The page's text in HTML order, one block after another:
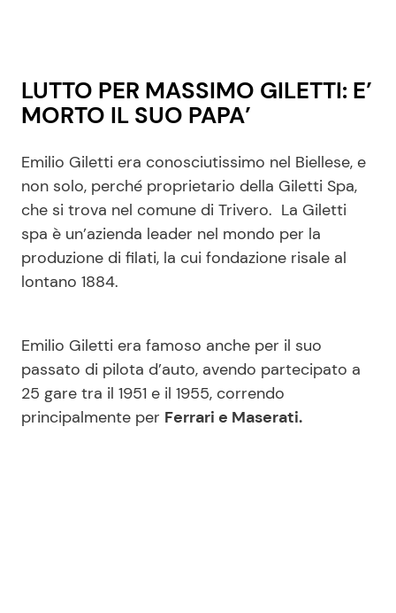
LUTTO PER MASSIMO GILETTI: E’
MORTO IL SUO PAPA’
Emilio Giletti era conosciutissimo nel Biellese, e
non solo, perché proprietario della Giletti Spa,
che si trova nel comune di Trivero. La Giletti
spa è un’azienda leader nel mondo per la
produzione di filati, la cui fondazione risale al
lontano 1884.
Emilio Giletti era famoso anche per il suo
passato di pilota d’auto, avendo partecipato a
25 gare tra il 1951 e il 1955, correndo
principalmente per Ferrari e Maserati.